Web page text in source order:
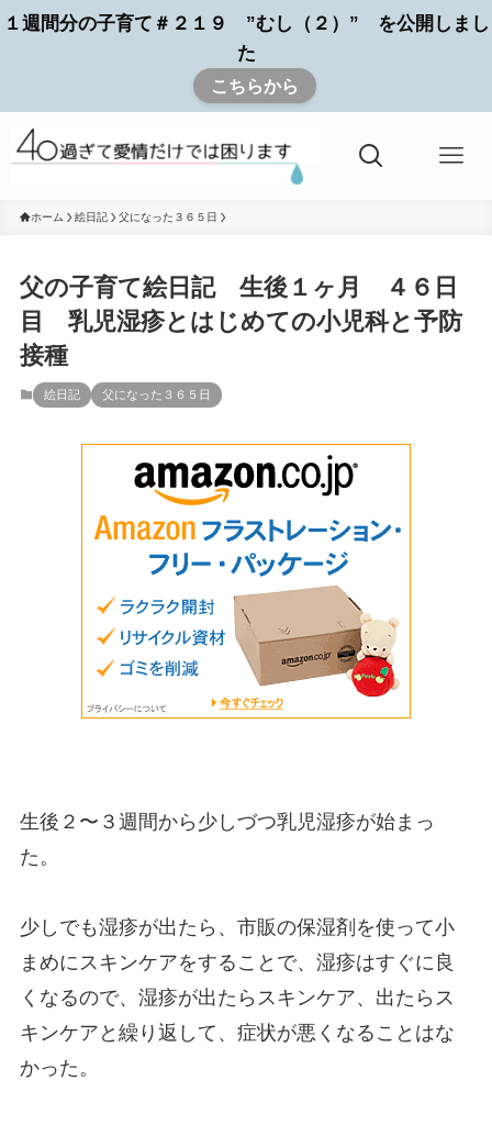
１週間分の子育て＃２１９ ”むし（２）” を公開しまし
た
こちらから
ホーム 絵日記 父になった３６５日
父の子育て絵日記 生後１ヶ月 ４６日
目 乳児湿疹とはじめての小児科と予防
接種
絵日記 父になった３６５日
生後２〜３週間から少しづつ乳児湿疹が始まっ
た。
少しでも湿疹が出たら、市販の保湿剤を使って小
まめにスキンケアをすることで、湿疹はすぐに良
くなるので、湿疹が出たらスキンケア、出たらス
キンケアと繰り返して、症状が悪くなることはな
かった。